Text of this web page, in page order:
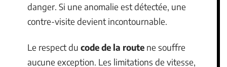
danger. Si une anomalie est détectée, une
contre-visite devient incontournable.
Le respect du code de la route ne souffre
aucune exception. Les limitations de vitesse,